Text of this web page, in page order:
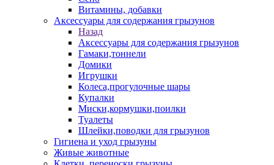
Витамины, добавки
Аксессуары для содержания грызунов
Назад
Аксессуары для содержания грызунов
Гамаки,тоннели
Домики
Игрушки
Колеса,прогулочные шары
Купалки
Миски,кормушки,поилки
Туалеты
Шлейки,поводки для грызунов
Гигиена и уход грызуны
Живые животные